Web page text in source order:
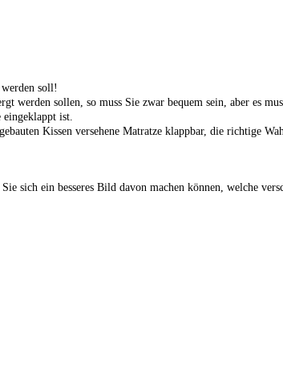
soll!
sollen, so muss Sie zwar bequem sein, aber es
eingeklappt ist.
Kissen versehene Matratze klappbar, die richtige
ein besseres Bild davon machen können, welche